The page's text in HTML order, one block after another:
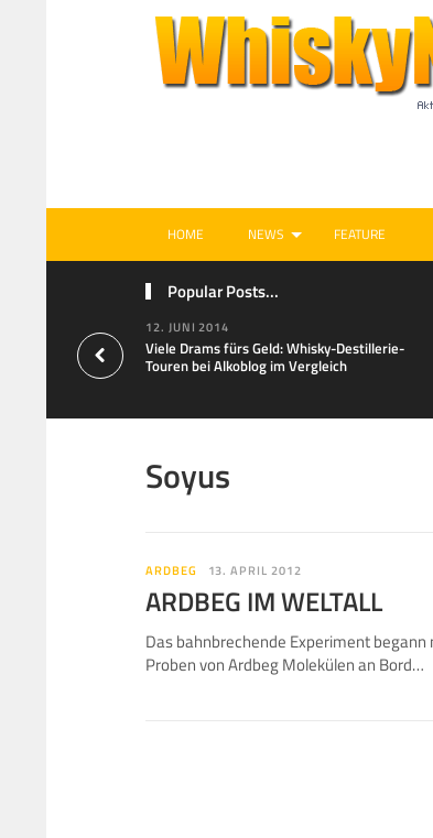
HOME NEWS FEATURE
Popular Posts...
12. JUNI 2014
Viele Drams fürs Geld: Whisky-Destillerie-
Touren bei Alkoblog im Vergleich
Soyus
ARDBEG 13. APRIL 2012
ARDBEG IM WELTALL
Das bahnbrechende Experiment
Proben von Ardbeg Molekülen an Bord…